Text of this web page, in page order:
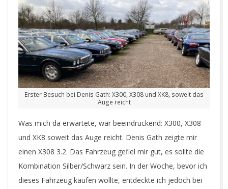
Erster Besuch bei Denis Gath: X300, X308 und XK8, soweit das
Auge reicht
Was mich da erwartete, war beeindruckend: X300, X308
und XK8 soweit das Auge reicht. Denis Gath zeigte mir
einen X308 3.2. Das Fahrzeug gefiel mir gut, es sollte die
Kombination Silber/Schwarz sein. In der Woche, bevor ich
dieses Fahrzeug kaufen wollte, entdeckte ich jedoch bei